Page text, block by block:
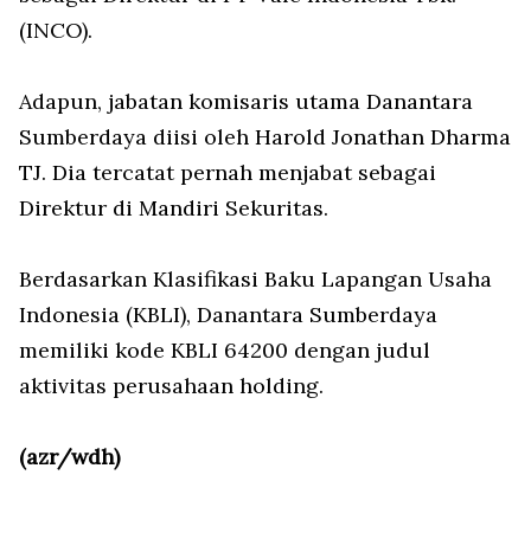
(INCO).
Adapun, jabatan komisaris utama Danantara
Sumberdaya diisi oleh Harold Jonathan Dharma
TJ. Dia tercatat pernah menjabat sebagai
Direktur di Mandiri Sekuritas.
Berdasarkan Klasifikasi Baku Lapangan Usaha
Indonesia (KBLI), Danantara Sumberdaya
memiliki kode KBLI 64200 dengan judul
aktivitas perusahaan holding.
(azr/wdh)